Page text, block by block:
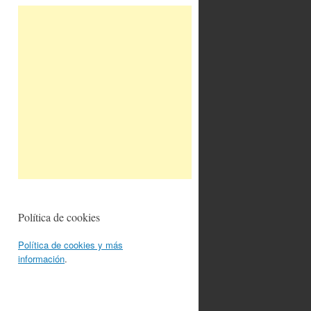
Política de cookies
Política de cookies y más
información.